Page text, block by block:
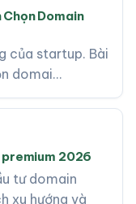
Chọn Domain
của startup. Bài
domai…
premium 2026
tư domain
xu hướng và